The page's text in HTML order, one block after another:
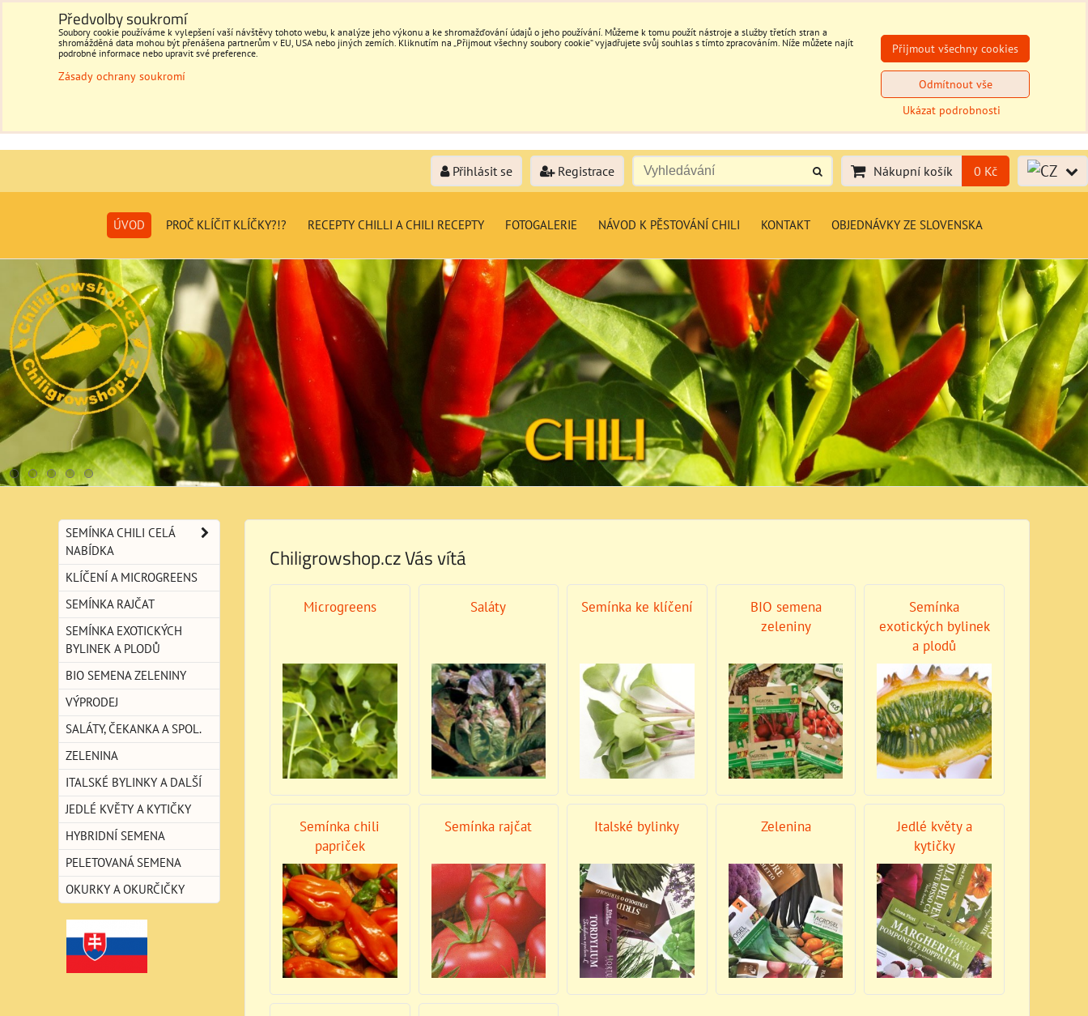
Přihlásit se Registrace Nákupní košík 0 Kč
ÚVOD PROČ KLÍČIT KLÍČKY?!? RECEPTY CHILLI A CHILI RECEPTY FOTOGALERIE NÁVOD K PĚSTOVÁNÍ CHILI KONTAKT OBJEDNÁVKY ZE SLOVENSKA
Chiligrowshop.cz Vás vítá
Microgreens Saláty Semínka ke klíčení
BIO semena
zeleniny
Semínka
exotických bylinek
a plodů
Semínka chili
papriček
Semínka rajčat Italské bylinky Zelenina
Jedlé květy a
kytičky
SEMÍNKA CHILI CELÁ
NABÍDKA
KLÍČENÍ A MICROGREENS
SEMÍNKA RAJČAT
SEMÍNKA EXOTICKÝCH
BYLINEK A PLODŮ
BIO SEMENA ZELENINY
VÝPRODEJ
SALÁTY, ČEKANKA A SPOL.
ZELENINA
ITALSKÉ BYLINKY A DALŠÍ
JEDLÉ KVĚTY A KYTIČKY
HYBRIDNÍ SEMENA
PELETOVANÁ SEMENA
OKURKY A OKURČIČKY
Předvolby soukromí
Soubory cookie používáme k vylepšení vaší návštěvy tohoto webu, k analýze jeho výkonu a ke shromažďování údajů o jeho používání. Můžeme k tomu použít nástroje a služby třetích stran a
shromážděná data mohou být přenášena partnerům v EU, USA nebo jiných zemích. Kliknutím na „Přijmout všechny soubory cookie“ vyjadřujete svůj souhlas s tímto zpracováním. Níže můžete najít
podrobné informace nebo upravit své preference.
Zásady ochrany soukromí
Ukázat podrobnosti
Přijmout všechny cookies
Odmítnout vše